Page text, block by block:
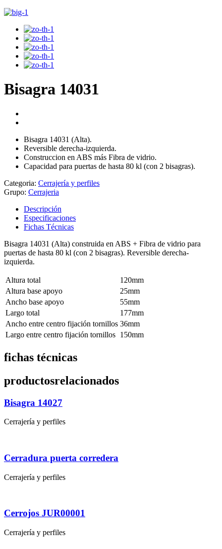
Bisagra 14031
Bisagra 14031 (Alta).
Reversible derecha-izquierda.
Construccion en ABS más Fibra de vidrio.
Capacidad para puertas de hasta 80 kl (con 2 bisagras).
Categoria: Cerrajería y perfiles
Grupo: Cerrajeria
Descripción
Especificaciones
Fichas Técnicas
Bisagra 14031 (Alta) construida en ABS + Fibra de vidrio para
puertas de hasta 80 kl (con 2 bisagras). Reversible derecha-
izquierda.
Altura total
120mm
Altura base apoyo
25mm
Ancho base apoyo
55mm
Largo total
177mm
Ancho entre centro fijación tornillos 36mm
Largo entre centro fijación tornillos 150mm
fichas técnicas
productosrelacionados
Bisagra 14027
Cerrajería y perfiles
Cerradura puerta corredera
Cerrajería y perfiles
Cerrojos JUR00001
Cerrajería y perfiles